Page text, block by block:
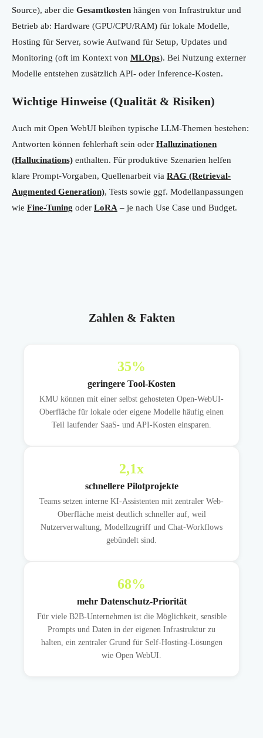
Source), aber die Gesamtkosten hängen von Infrastruktur und
Betrieb ab: Hardware (GPU/CPU/RAM) für lokale Modelle,
Hosting für Server, sowie Aufwand für Setup, Updates und
Monitoring (oft im Kontext von MLOps). Bei Nutzung externer
Modelle entstehen zusätzlich API- oder Inference-Kosten.
Wichtige Hinweise (Qualität & Risiken)
Auch mit Open WebUI bleiben typische LLM-Themen bestehen:
Antworten können fehlerhaft sein oder Halluzinationen
(Hallucinations) enthalten. Für produktive Szenarien helfen
klare Prompt-Vorgaben, Quellenarbeit via RAG (Retrieval-
Augmented Generation), Tests sowie ggf. Modellanpassungen
wie Fine-Tuning oder LoRA – je nach Use Case und Budget.
Zahlen & Fakten
35%
geringere Tool-Kosten
KMU können mit einer selbst gehosteten Open-WebUI-
Oberfläche für lokale oder eigene Modelle häufig einen
Teil laufender SaaS- und API-Kosten einsparen.
2,1x
schnellere Pilotprojekte
Teams setzen interne KI-Assistenten mit zentraler Web-
Oberfläche meist deutlich schneller auf, weil
Nutzerverwaltung, Modellzugriff und Chat-Workflows
gebündelt sind.
68%
mehr Datenschutz-Priorität
Für viele B2B-Unternehmen ist die Möglichkeit, sensible
Prompts und Daten in der eigenen Infrastruktur zu
halten, ein zentraler Grund für Self-Hosting-Lösungen
wie Open WebUI.